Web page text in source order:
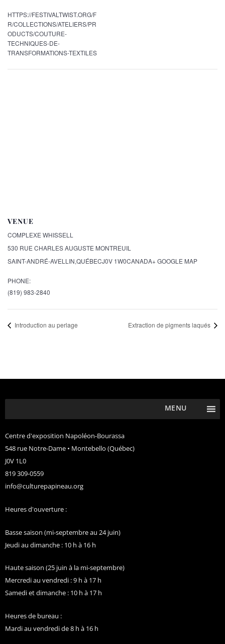
HTTPS://FESTIVALTWIST.ORG/F
R/COLLECTIONS/ATELIERS/PR
ODUCTS/COUTURE-
TECHNIQUES-DE-
TRANSFORMATIONS-TEXTILES
VENUE
COMPLEXE WHISSELL
530 RUE CHARLES AUGUSTE MONTREUIL
SAINT-ANDRÉ-AVELLIN,QUÉBECJ0V 1W0CANADA+ GOOGLE MAP
PHONE:
(819) 983-2840
Introduction au perlage Extraction de pigments laqués
MENU
Centre d'exposition Napoléon-Bourassa
548 rue Notre-Dame • Montebello (Québec)
J0V 1L0
819 309-0559
info@culturepapineau.org
Heures d'ouverture :
Basse saison (mi-septembre au 24 juin)
Jeudi au dimanche : 10 h à 16 h
Haute saison (25 juin à la mi-septembre)
Mercredi au vendredi : 9 h à 17 h
Samedi et dimanche : 10 h à 17 h
Heures de bureau :
Mardi au vendredi de 8 h à 16 h